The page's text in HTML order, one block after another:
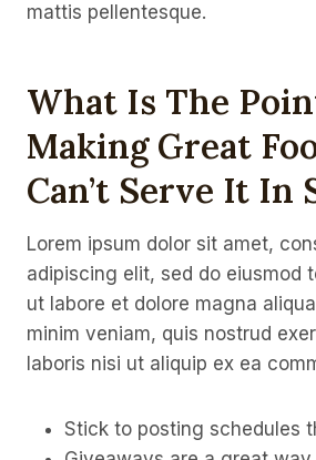
mattis pellentesque.
What Is The
Making Great
Can’t Serve It In
Lorem ipsum dolor sit amet,
adipiscing elit, sed do eiusmod
ut labore et dolore magna
minim veniam, quis nostrud
laboris nisi ut aliquip ex ea
Stick to posting schedules